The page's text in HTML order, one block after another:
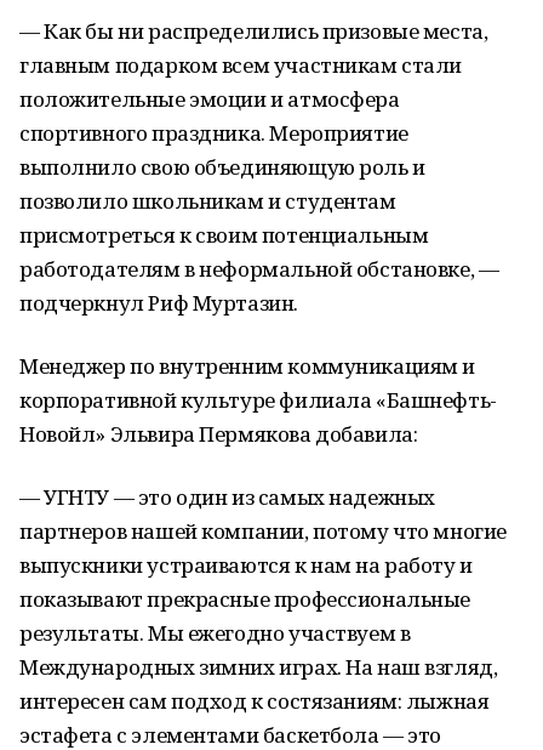
— Как бы ни распределились призовые места,
главным подарком всем участникам стали
положительные эмоции и атмосфера
спортивного праздника. Мероприятие
выполнило свою объединяющую роль и
позволило школьникам и студентам
присмотреться к своим потенциальным
работодателям в неформальной обстановке, —
подчеркнул Риф Муртазин.
Менеджер по внутренним коммуникациям и
корпоративной культуре филиала «Башнефть-
Новойл» Эльвира Пермякова добавила:
— УГНТУ — это один из самых надежных
партнеров нашей компании, потому что многие
выпускники устраиваются к нам на работу и
показывают прекрасные профессиональные
результаты. Мы ежегодно участвуем в
Международных зимних играх. На наш взгляд,
интересен сам подход к состязаниям: лыжная
эстафета с элементами баскетбола — это